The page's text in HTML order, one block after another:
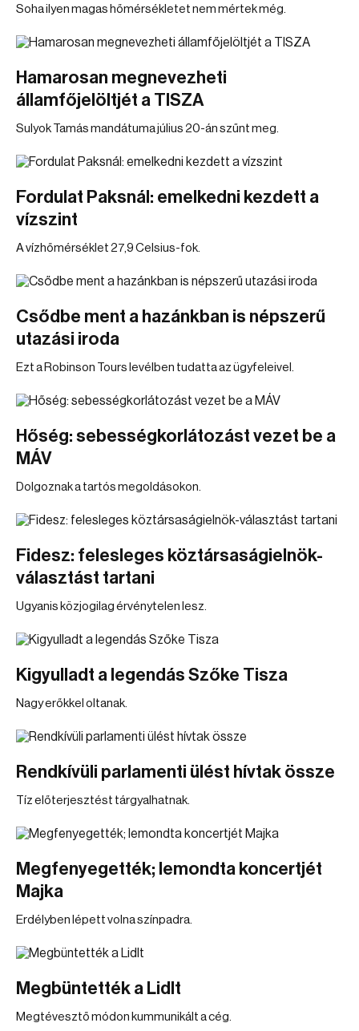
Soha ilyen magas hőmérsékletet nem mértek még.
Hamarosan megnevezheti
államfőjelöltjét a TISZA
Sulyok Tamás mandátuma július 20-án szűnt meg.
Fordulat Paksnál: emelkedni kezdett a
vízszint
A vízhőmérséklet 27,9 Celsius-fok.
Csődbe ment a hazánkban is népszerű
utazási iroda
Ezt a Robinson Tours levélben tudatta az ügyfeleivel.
Hőség: sebességkorlátozást vezet be a
MÁV
Dolgoznak a tartós megoldásokon.
Fidesz: felesleges köztársaságielnök-
választást tartani
Ugyanis közjogilag érvénytelen lesz.
Kigyulladt a legendás Szőke Tisza
Nagy erőkkel oltanak.
Rendkívüli parlamenti ülést hívtak össze
Tíz előterjesztést tárgyalhatnak.
Megfenyegették; lemondta koncertjét
Majka
Erdélyben lépett volna színpadra.
Megbüntették a Lidlt
Megtévesztő módon kummunikált a cég.